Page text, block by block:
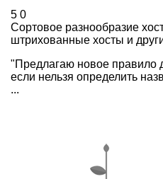
5 0
Сортовое разнообразие
штрихованные хосты и
"Предлагаю новое правило
если нельзя определить
...